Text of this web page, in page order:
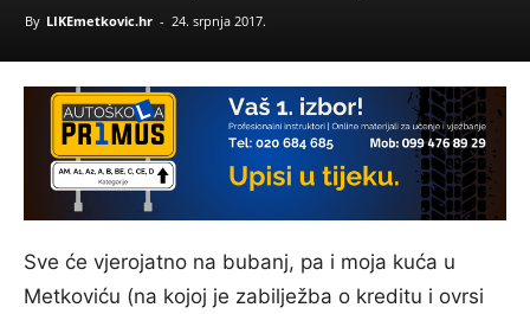
By LIKEmetkovic.hr - 24. srpnja 2017.
Sve će vjerojatno na bubanj, pa i moja kuća u
Metkoviću (na kojoj je zabilježba o kreditu i ovrsi